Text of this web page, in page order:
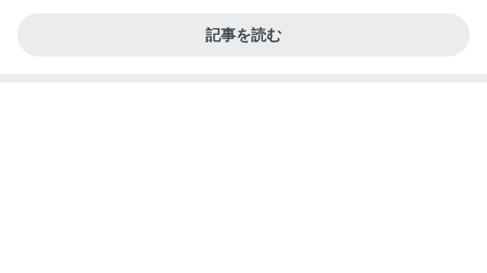
記事を読む